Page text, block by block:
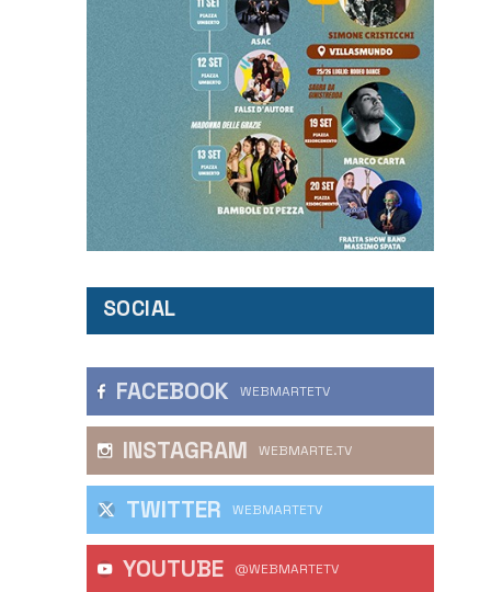
SOCIAL
FACEBOOK WEBMARTETV
INSTAGRAM WEBMARTE.TV
TWITTER WEBMARTETV
YOUTUBE @WEBMARTETV